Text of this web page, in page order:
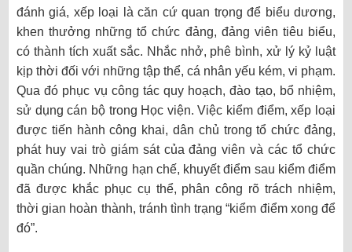
đánh giá, xếp loại là căn cứ quan trọng để biểu dương,
khen thưởng những tổ chức đảng, đảng viên tiêu biểu,
có thành tích xuất sắc. Nhắc nhở, phê bình, xử lý kỷ luật
kịp thời đối với những tập thể, cá nhân yếu kém, vi phạm.
Qua đó phục vụ công tác quy hoạch, đào tạo, bổ nhiệm,
sử dụng cán bộ trong Học viện. Việc kiểm điểm, xếp loại
được tiến hành công khai, dân chủ trong tổ chức đảng,
phát huy vai trò giám sát của đảng viên và các tổ chức
quần chúng. Những hạn chế, khuyết điểm sau kiểm điểm
đã được khắc phục cụ thể, phân công rõ trách nhiệm,
thời gian hoàn thành, tránh tình trạng “kiểm điểm xong để
đó”.